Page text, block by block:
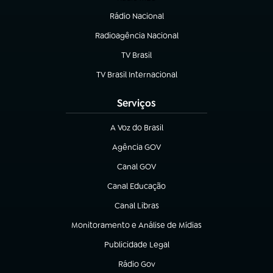
Rádio Nacional
Radioagência Nacional
(abre em nova aba)
TV Brasil
(abre em nova aba)
TV Brasil Internacional
(abre em nova aba)
Serviços
A Voz do Brasil
(abre em nova aba)
Agência GOV
(abre em nova aba)
Canal GOV
(abre em nova aba)
Canal Educação
(abre em nova aba)
Canal Libras
(abre em nova aba)
Monitoramento e Análise de Mídias
(abre em nova aba)
Publicidade Legal
(abre em nova aba)
Rádio Gov
(abre em nova aba)